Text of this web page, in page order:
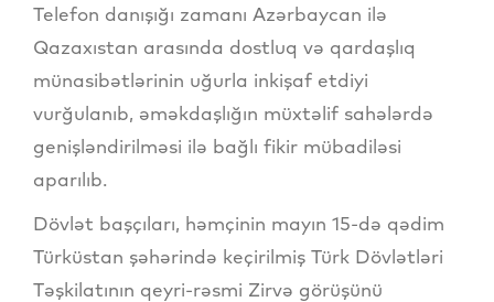
Telefon danışığı zamanı Azərbaycan ilə
Qazaxıstan arasında dostluq və qardaşlıq
münasibətlərinin uğurla inkişaf etdiyi
vurğulanıb, əməkdaşlığın müxtəlif sahələrdə
genişləndirilməsi ilə bağlı fikir mübadiləsi
aparılıb.
Dövlət başçıları, həmçinin mayın 15-də qədim
Türküstan şəhərində keçirilmiş Türk Dövlətləri
Təşkilatının qeyri-rəsmi Zirvə görüşünü